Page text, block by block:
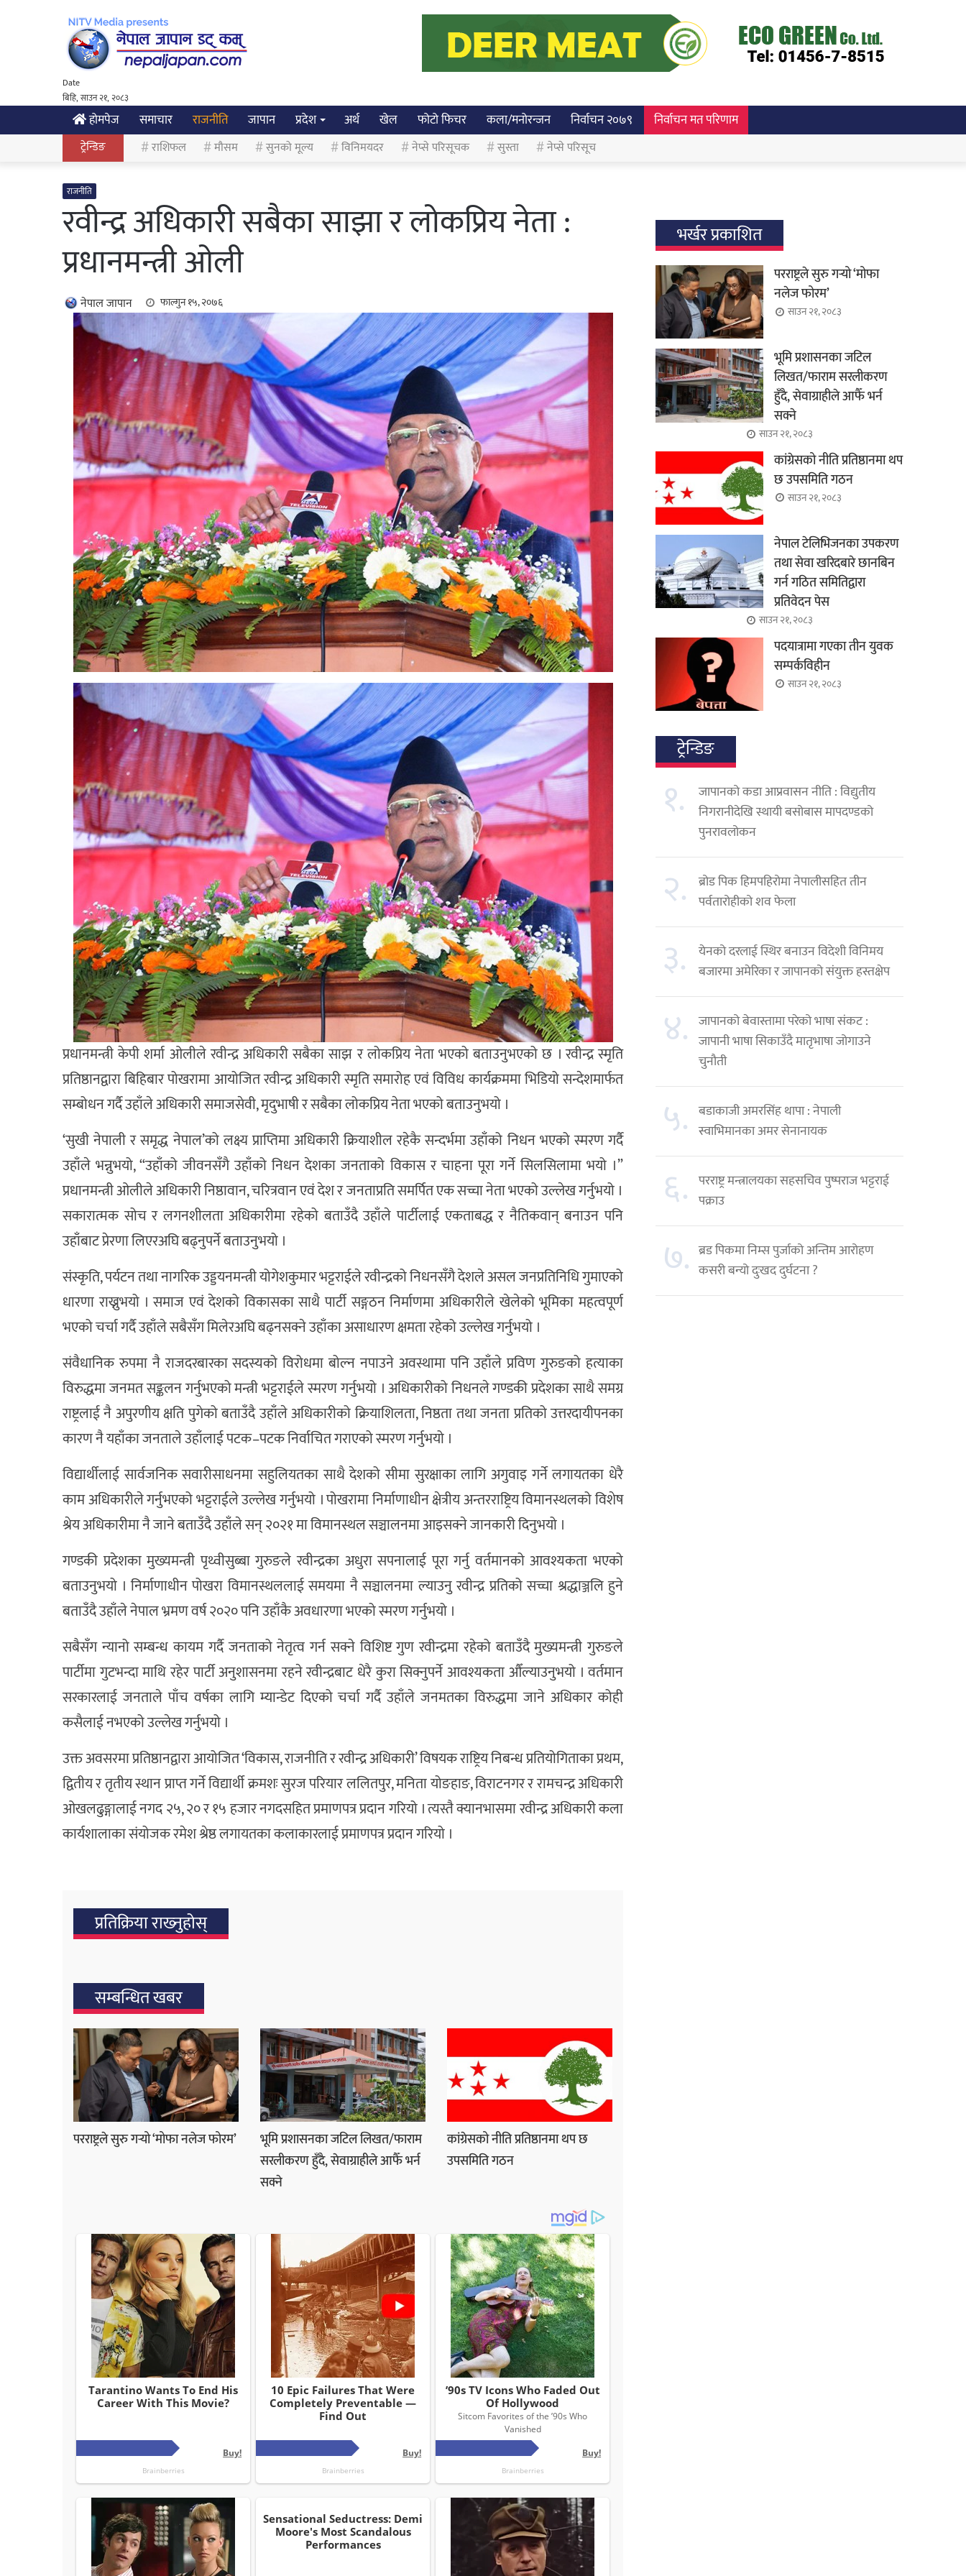
Date
बिहि, साउन २१, २०८३
होमपेज समाचार राजनीति जापान प्रदेश अर्थ खेल फोटो फिचर कला/मनोरन्जन निर्वाचन २०७९ निर्वाचन मत परिणाम
ट्रेन्डिङ राशिफल मौसम सुनको मूल्य विनिमयदर नेप्से परिसूचक सुस्ता नेप्से परिसूच
राजनीति
रवीन्द्र अधिकारी सबैका साझा र लोकप्रिय नेता :
प्रधानमन्त्री ओली
नेपाल जापान फाल्गुन १५, २०७६
प्रधानमन्त्री केपी शर्मा ओलीले रवीन्द्र अधिकारी सबैका साझ र लोकप्रिय नेता भएको बताउनुभएको छ । रवीन्द्र स्मृति
प्रतिष्ठानद्वारा बिहिबार पोखरामा आयोजित रवीन्द्र अधिकारी स्मृति समारोह एवं विविध कार्यक्रममा भिडियो सन्देशमार्फत
सम्बोधन गर्दै उहाँले अधिकारी समाजसेवी, मृदुभाषी र सबैका लोकप्रिय नेता भएको बताउनुभयो ।
‘सुखी नेपाली र समृद्ध नेपाल’को लक्ष्य प्राप्तिमा अधिकारी क्रियाशील रहेकै सन्दर्भमा उहाँको निधन भएको स्मरण गर्दै
उहाँले भन्नुभयो, “उहाँको जीवनसँगै उहाँको निधन देशका जनताको विकास र चाहना पूरा गर्ने सिलसिलामा भयो ।”
प्रधानमन्त्री ओलीले अधिकारी निष्ठावान, चरित्रवान एवं देश र जनताप्रति समर्पित एक सच्चा नेता भएको उल्लेख गर्नुभयो ।
सकारात्मक सोच र लगनशीलता अधिकारीमा रहेको बताउँदै उहाँले पार्टीलाई एकताबद्ध र नैतिकवान् बनाउन पनि
उहाँबाट प्रेरणा लिएरअघि बढ्नुपर्ने बताउनुभयो ।
संस्कृति, पर्यटन तथा नागरिक उड्डयनमन्त्री योगेशकुमार भट्टराईले रवीन्द्रको निधनसँगै देशले असल जनप्रतिनिधि गुमाएको
धारणा राख्नुभयो । समाज एवं देशको विकासका साथै पार्टी सङ्गठन निर्माणमा अधिकारीले खेलेको भूमिका महत्वपूर्ण
भएको चर्चा गर्दै उहाँले सबैसँग मिलेरअघि बढ्नसक्ने उहाँका असाधारण क्षमता रहेको उल्लेख गर्नुभयो ।
संवैधानिक रुपमा नै राजदरबारका सदस्यको विरोधमा बोल्न नपाउने अवस्थामा पनि उहाँले प्रविण गुरुङको हत्याका
विरुद्धमा जनमत सङ्कलन गर्नुभएको मन्त्री भट्टराईले स्मरण गर्नुभयो । अधिकारीको निधनले गण्डकी प्रदेशका साथै समग्र
राष्ट्रलाई नै अपुरणीय क्षति पुगेको बताउँदै उहाँले अधिकारीको क्रियाशिलता, निष्ठता तथा जनता प्रतिको उत्तरदायीपनका
कारण नै यहाँका जनताले उहाँलाई पटक–पटक निर्वाचित गराएको स्मरण गर्नुभयो ।
विद्यार्थीलाई सार्वजनिक सवारीसाधनमा सहुलियतका साथै देशको सीमा सुरक्षाका लागि अगुवाइ गर्ने लगायतका धेरै
काम अधिकारीले गर्नुभएको भट्टराईले उल्लेख गर्नुभयो । पोखरामा निर्माणाधीन क्षेत्रीय अन्तरराष्ट्रिय विमानस्थलको विशेष
श्रेय अधिकारीमा नै जाने बताउँदै उहाँले सन् २०२१ मा विमानस्थल सञ्चालनमा आइसक्ने जानकारी दिनुभयो ।
गण्डकी प्रदेशका मुख्यमन्त्री पृथ्वीसुब्बा गुरुङले रवीन्द्रका अधुरा सपनालाई पूरा गर्नु वर्तमानको आवश्यकता भएको
बताउनुभयो । निर्माणाधीन पोखरा विमानस्थललाई समयमा नै सञ्चालनमा ल्याउनु रवीन्द्र प्रतिको सच्चा श्रद्धाञ्जलि हुने
बताउँदै उहाँले नेपाल भ्रमण वर्ष २०२० पनि उहाँकै अवधारणा भएको स्मरण गर्नुभयो ।
सबैसँग न्यानो सम्बन्ध कायम गर्दै जनताको नेतृत्व गर्न सक्ने विशिष्ट गुण रवीन्द्रमा रहेको बताउँदै मुख्यमन्त्री गुरुङले
पार्टीमा गुटभन्दा माथि रहेर पार्टी अनुशासनमा रहने रवीन्द्रबाट धेरै कुरा सिक्नुपर्ने आवश्यकता औँल्याउनुभयो । वर्तमान
सरकारलाई जनताले पाँच वर्षका लागि म्यान्डेट दिएको चर्चा गर्दै उहाँले जनमतका विरुद्धमा जाने अधिकार कोही
कसैलाई नभएको उल्लेख गर्नुभयो ।
उक्त अवसरमा प्रतिष्ठानद्वारा आयोजित ‘विकास, राजनीति र रवीन्द्र अधिकारी’ विषयक राष्ट्रिय निबन्ध प्रतियोगिताका प्रथम,
द्वितीय र तृतीय स्थान प्राप्त गर्ने विद्यार्थी क्रमशः सुरज परियार ललितपुर, मनिता योङहाङ, विराटनगर र रामचन्द्र अधिकारी
ओखलढुङ्गालाई नगद २५, २० र १५ हजार नगदसहित प्रमाणपत्र प्रदान गरियो । त्यस्तै क्यानभासमा रवीन्द्र अधिकारी कला
कार्यशालाका संयोजक रमेश श्रेष्ठ लगायतका कलाकारलाई प्रमाणपत्र प्रदान गरियो ।
प्रतिक्रिया राख्‍नुहोस्
सम्बन्धित खबर
परराष्ट्रले सुरु गर्‍यो ‘मोफा नलेज फोरम’
भूमि प्रशासनका जटिल लिखत/फाराम
सरलीकरण हुँदै, सेवाग्राहीले आफैँ भर्न
सक्ने
कांग्रेसको नीति प्रतिष्ठानमा थप छ
उपसमिति गठन
भर्खर प्रकाशित
परराष्ट्रले सुरु गर्‍यो ‘मोफा
नलेज फोरम’
साउन २१, २०८३
भूमि प्रशासनका जटिल
लिखत/फाराम सरलीकरण
हुँदै, सेवाग्राहीले आफैँ भर्न
सक्ने
साउन २१, २०८३
कांग्रेसको नीति प्रतिष्ठानमा थप
छ उपसमिति गठन
साउन २१, २०८३
नेपाल टेलिभिजनका उपकरण
तथा सेवा खरिदबारे छानबिन
गर्न गठित समितिद्वारा
प्रतिवेदन पेस
साउन २१, २०८३
पदयात्रामा गएका तीन युवक
सम्पर्कविहीन
साउन २१, २०८३
ट्रेन्डिङ
१.
जापानको कडा आप्रवासन नीति : विद्युतीय
निगरानीदेखि स्थायी बसोबास मापदण्डको
पुनरावलोकन
२.
ब्रोड पिक हिमपहिरोमा नेपालीसहित तीन
पर्वतारोहीको शव फेला
३.
येनको दरलाई स्थिर बनाउन विदेशी विनिमय
बजारमा अमेरिका र जापानको संयुक्त हस्तक्षेप
४. जापानको बेवास्तामा परेको भाषा संकट :
जापानी भाषा सिकाउँदै मातृभाषा जोगाउने
चुनौती
५. बडाकाजी अमरसिंह थापा : नेपाली
स्वाभिमानका अमर सेनानायक
६. परराष्ट्र मन्त्रालयका सहसचिव पुष्पराज भट्टराई
पक्राउ
७. ब्रड पिकमा निम्स पुर्जाको अन्तिम आरोहण
कसरी बन्यो दुःखद दुर्घटना ?